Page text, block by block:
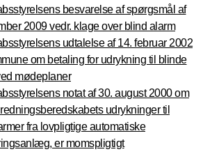
besvarelse af spørgsmål af
2009 vedr. klage over blind alarm
udtalelse af 14. februar 2002
om betaling for udrykning til blinde
mødeplaner
notat af 30. august 2000 om
udrykninger til
fra lovpligtige automatiske
er momspligtigt